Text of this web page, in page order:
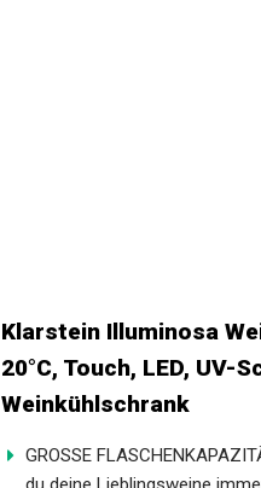
Klarstein Illuminosa
20°C, Touch, LED,
Weinkühlschrank
GROSSE